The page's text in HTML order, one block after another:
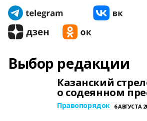
Выбор редакции
Казанский
о содеянном
Правопорядок 6 АВГУСТА